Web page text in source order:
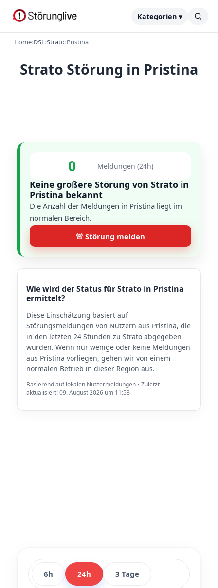
Kategorien ▾
Home›DSL›Strato›Pristina
Strato Störung in Pristina
0 Meldungen (24h)
Keine größere Störung von Strato in
Pristina bekannt
Die Anzahl der Meldungen in Pristina liegt im
normalen Bereich.
🚨 Störung melden
Wie wird der Status für Strato in Pristina
ermittelt?
Diese Einschätzung basiert auf
Störungsmeldungen von Nutzern aus Pristina, die
in den letzten 24 Stunden zu Strato abgegeben
wurden. Wenn nur wenige oder keine Meldungen
aus Pristina vorliegen, gehen wir von einem
normalen Betrieb in dieser Region aus.
Basierend auf lokalen Nutzermeldungen • Zuletzt
aktualisiert: 09. August 2026 um 11:58
6h 24h 3 Tage